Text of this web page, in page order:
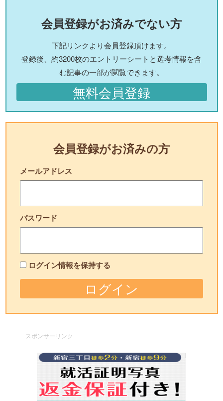
会員登録がお済みでない方
下記リンクより会員登録頂けます。
登録後、約3200枚のエントリーシートと選考情報を含
む記事の一部が閲覧できます。
無料会員登録
会員登録がお済みの方
メールアドレス
パスワード
ログイン情報を保持する
スポンサーリンク